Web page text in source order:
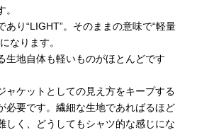
あり“LIGHT”。そのままの意味で“軽量
なります。
生地自体も軽いものがほとんどです
ャケットとしての見え方をキープする
必要です。繊細な生地であればるほど
しく、どうしてもシャツ的な感じにな